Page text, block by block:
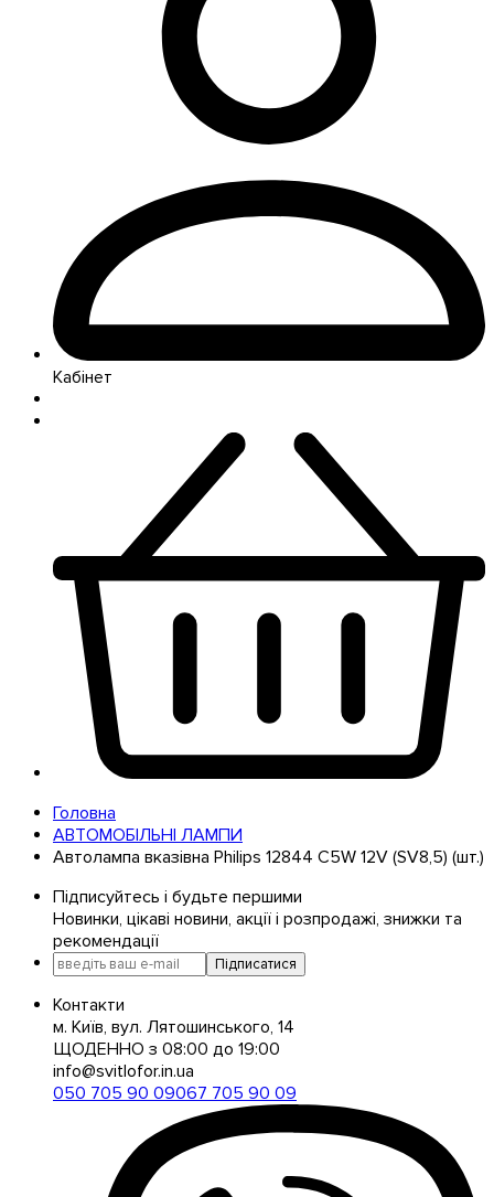
Кабінет
Головна
АВТОМОБІЛЬНІ ЛАМПИ
Автолампа вказівна Philips 12844 C5W 12V (SV8,5) (шт.)
Підписуйтесь і будьте першими
Новинки, цікаві новини, акції і розпродажі, знижки та
рекомендації
Підписатися
Контакти
м. Київ, вул. Лятошинського, 14
ЩОДЕННО з 08:00 до 19:00
info@svitlofor.in.ua
050 705 90 09067 705 90 09